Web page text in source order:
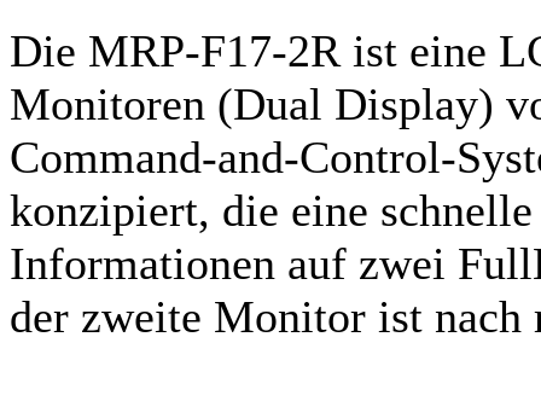
Die MRP-F17-2R ist eine
Monitoren (Dual Display)
Command-and-Control-
konzipiert, die eine
Informationen auf zwei
der zweite Monitor ist nach